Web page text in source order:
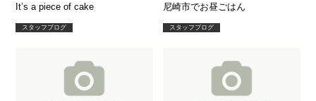
It’s a piece of cake
スタッフブログ
尼崎市でお昼ごはん
スタッフブログ